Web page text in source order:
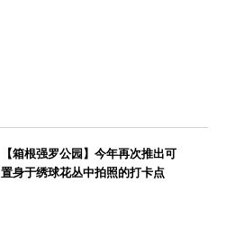
【箱根强罗公园】今年再次推出可
置身于绣球花丛中拍照的打卡点